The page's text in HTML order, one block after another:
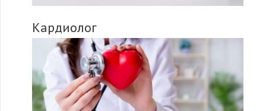
Кардиолог